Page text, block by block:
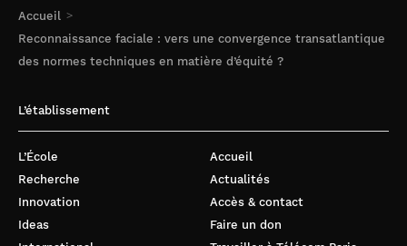
Accueil
Reconnaissance faciale : vers une convergence transatlantique
des normes techniques en matière d’équité ?
L’établissement
L’École
Recherche
Innovation
Ideas
Accueil
Actualités
Accès & contact
Faire un don